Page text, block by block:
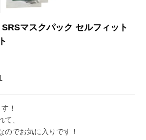
マスクパック セルフィット
！
て、
のでお気に入りです！